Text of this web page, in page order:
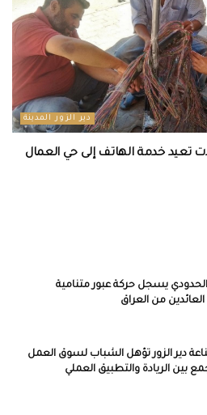
دير الزور المدينة
الاتصالات تعيد خدمة الهاتف إلى حي العمال
يسجل حركة عبور متنامية
من العراق
دير الزور تؤهل الشباب لسوق العمل
بين الريادة والتطبيق العملي